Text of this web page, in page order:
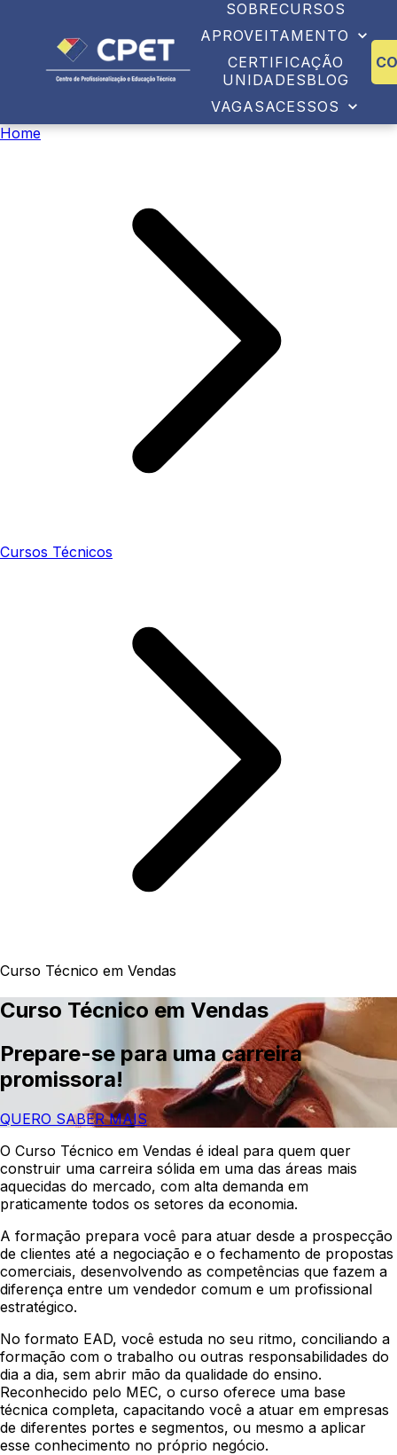
SOBRECURSOS
APROVEITAMENTO
CERTIFICAÇÃO
UNIDADESBLOG
VAGASACESSOS
Home
Cursos Técnicos
Curso Técnico em Vendas
Curso Técnico em Vendas
Prepare-se para uma carreira
promissora!
QUERO SABER MAIS
O Curso Técnico em Vendas é ideal para quem quer
construir uma carreira sólida em uma das áreas mais
aquecidas do mercado, com alta demanda em
praticamente todos os setores da economia.
A formação prepara você para atuar desde a prospecção
de clientes até a negociação e o fechamento de propostas
comerciais, desenvolvendo as competências que fazem a
diferença entre um vendedor comum e um profissional
estratégico.
No formato EAD, você estuda no seu ritmo, conciliando a
formação com o trabalho ou outras responsabilidades do
dia a dia, sem abrir mão da qualidade do ensino.
Reconhecido pelo MEC, o curso oferece uma base
técnica completa, capacitando você a atuar em empresas
de diferentes portes e segmentos, ou mesmo a aplicar
esse conhecimento no próprio negócio.